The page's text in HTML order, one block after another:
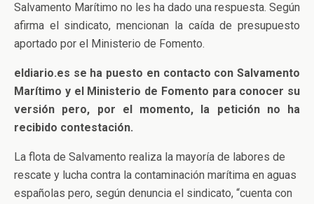
Salvamento Marítimo no les ha dado una respuesta. Según
afirma el sindicato, mencionan la caída de presupuesto
aportado por el Ministerio de Fomento.
eldiario.es se ha puesto en contacto con Salvamento
Marítimo y el Ministerio de Fomento para conocer su
versión pero, por el momento, la petición no ha
recibido contestación.
La flota de Salvamento realiza la mayoría de labores de
rescate y lucha contra la contaminación marítima en aguas
españolas pero, según denuncia el sindicato, “cuenta con